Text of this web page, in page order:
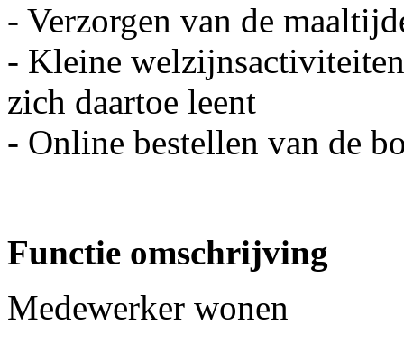
- Verzorgen van de
- Kleine
zich daartoe leent
- Online bestellen van de
Functie omschrijving
Medewerker wonen